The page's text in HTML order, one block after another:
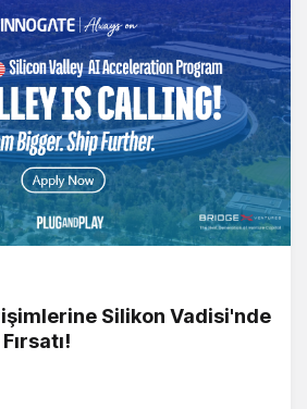
Silikon Vadisi'nde